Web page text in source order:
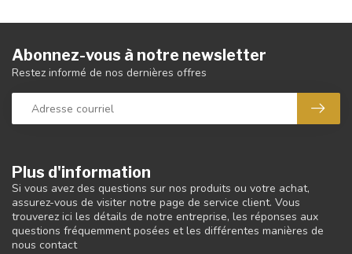
Plus d'information
Si vous avez des questions sur nos produits ou votre achat,
assurez-vous de visiter notre page de service client. Vous
trouverez ici les détails de notre entreprise, les réponses aux
questions fréquemment posées et les différentes manières de
nous contact
Abonnez-vous à notre newsletter
Restez informé de nos dernières offres